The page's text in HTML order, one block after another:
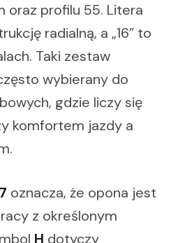
oraz profilu 55. Litera
radialną, a „16” to
Taki zestaw
wybierany do
gdzie liczy się
komfortem jazdy a
oznacza, że opona jest
z określonym
H dotyczy